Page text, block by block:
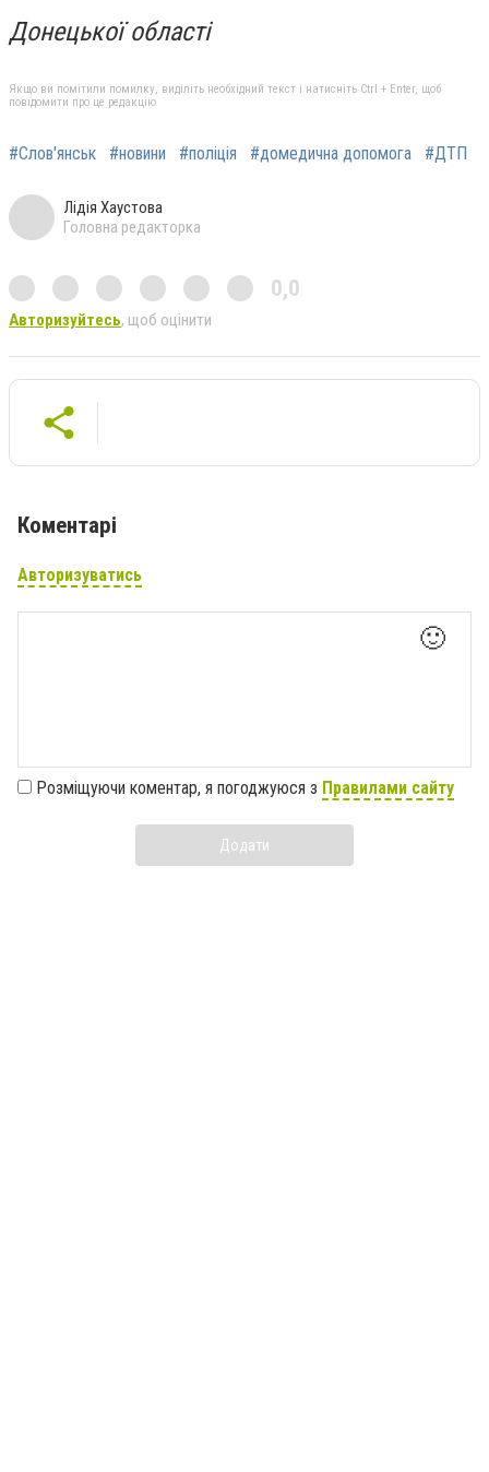
Донецької області
Якщо ви помітили помилку, виділіть необхідний текст і натисніть Ctrl + Enter, щоб
повідомити про це редакцію
#Слов'янськ #новини #поліція #домедична допомога #ДТП
Лідія Хаустова
Головна редакторка
0,0
Авторизуйтесь, щоб оцінити
Коментарі
Авторизуватись
🙂
Розміщуючи коментар, я погоджуюся з Правилами сайту
Додати